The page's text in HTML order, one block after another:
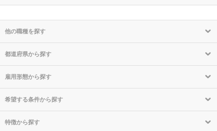
他の職種を探す
都道府県から探す
雇用形態から探す
希望する条件から探す
特徴から探す